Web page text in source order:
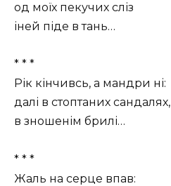
од моїх пекучих сліз
іней піде в тань…
* * *
Рік кінчивсь, а мандри ні:
далі в стоптаних сандалях,
в зношенім брилі…
* * *
Жаль на серце впав: